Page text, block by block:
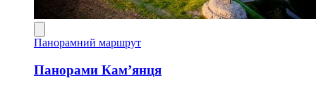
Панорамний маршрут
Панорами Кам’янця